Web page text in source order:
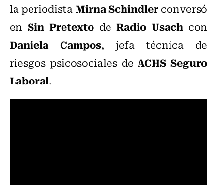
la periodistaMirna Schindlerconversó
en Sin PretextodeRadio Usach con
Daniela Campos, jefa técnica de
riesgos psicosociales deACHS Seguro
Laboral.